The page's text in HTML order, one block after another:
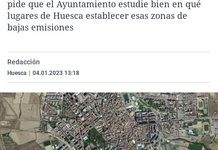
La rosa de los vientos
Caso
Extremadura
Virales
pide que el Ayuntamiento estudie bien en qué
lugares de Huesca establecer esas zonas de
bajas emisiones
Redacción
Huesca 04.01.2023 13:18